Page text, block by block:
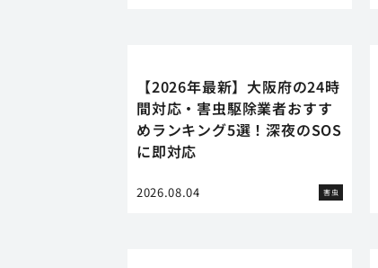
【2026年最新】大阪府の24時
間対応・害虫駆除業者おすす
めランキング5選！深夜のSOS
に即対応
2026.08.04 害虫